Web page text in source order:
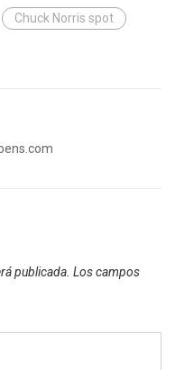
Chuck Norris spot
publicada. Los campos